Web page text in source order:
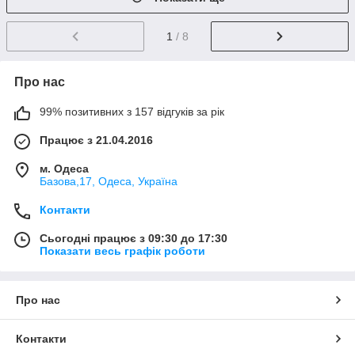
1 / 8
Про нас
99% позитивних з 157 відгуків за рік
Працює з 21.04.2016
м. Одеса
Базова,17, Одеса, Україна
Контакти
Сьогодні працює з 09:30 до 17:30
Показати весь графік роботи
Про нас
Контакти